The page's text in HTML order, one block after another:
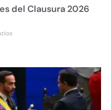
del Clausura 2026